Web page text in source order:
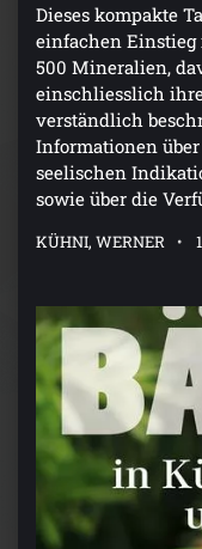
Dieses kompakte
einfachen
500 Mineralien,
einschliesslich
verständlich
Informationen
seelischen
sowie über die
KÜHNI, WERNER